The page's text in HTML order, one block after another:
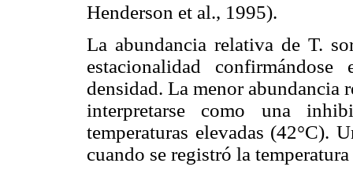
Henderson et al., 1995).
La abundancia relativa de T.
estacionalidad
densidad. La menor
interpretarse como una
temperaturas elevadas (42°C).
cuando se registró la